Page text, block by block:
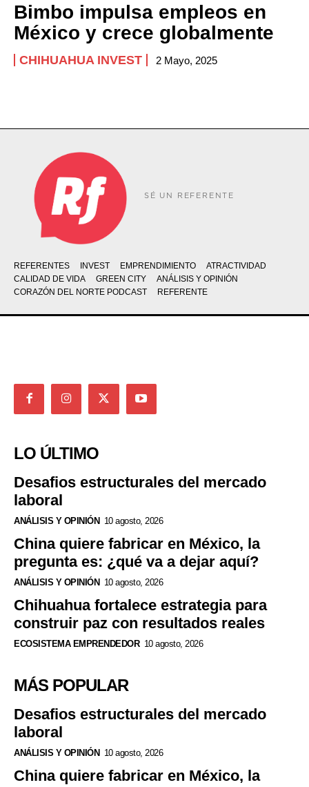
Bimbo impulsa empleos en
México y crece globalmente
CHIHUAHUA INVEST 2 Mayo, 2025
SÉ UN REFERENTE
REFERENTES INVEST EMPRENDIMIENTO
ATRACTIVIDAD
CALIDAD DE VIDA
GREEN CITY
ANÁLISIS Y OPINIÓN
CORAZÓN DEL NORTE PODCAST
REFERENTE
LO ÚLTIMO
Desafios estructurales del mercado
laboral
ANÁLISIS Y OPINIÓN 10 agosto, 2026
China quiere fabricar en México, la
pregunta es: ¿qué va a dejar aquí?
ANÁLISIS Y OPINIÓN 10 agosto, 2026
Chihuahua fortalece estrategia para
construir paz con resultados reales
ECOSISTEMA EMPRENDEDOR 10 agosto, 2026
MÁS POPULAR
Desafios estructurales del mercado
laboral
ANÁLISIS Y OPINIÓN 10 agosto, 2026
China quiere fabricar en México, la